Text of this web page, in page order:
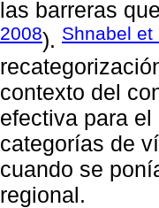
las barreras
2008). Shnabel et
contexto del
efectiva para
categorías de
cuando se
regional.